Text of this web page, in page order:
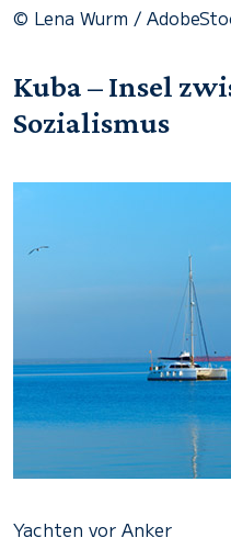
© Lena Wurm /
Kuba – Insel
Sozialismus
Yachten vor Anker